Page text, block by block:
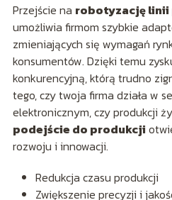
Przejście na robotyzację
umożliwia firmom szybkie
zmieniających się wymagań
konsumentów. Dzięki temu
konkurencyjną, którą trudno
tego, czy twoja firma działa w
elektronicznym, czy produkcji
podejście do produkcji
rozwoju i innowacji.
Redukcja czasu produkcji
Zwiększenie precyzji i